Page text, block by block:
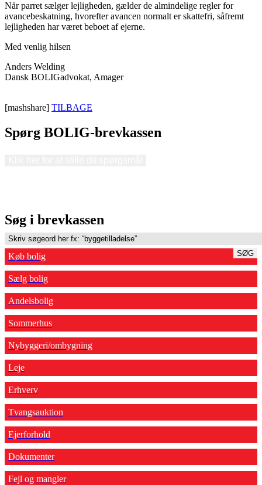
Når parret sælger lejligheden, gælder de almindelige regler for
avancebeskatning, hvorefter avancen normalt er skattefri, såfremt
lejligheden har været beboet af ejerne.
Med venlig hilsen
Anders Welding
Dansk BOLIGadvokat, Amager
[mashshare] TILBAGE
Spørg BOLIG-brevkassen
Søg i brevkassen
SØG
Køb bolig
Sælg bolig
Andelsbolig
Sommerhus
Nybyggeri/ombygning
Leje
Erhverv
Tvangsauktion
Ejerforhold
Dokumenter
Fejl og mangler